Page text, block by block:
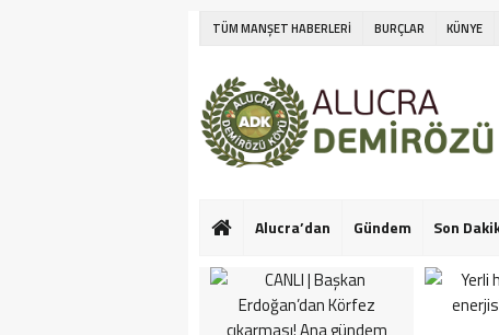
TÜM MANŞET HABERLERİ BURÇLAR KÜNYE
Alucra’dan Gündem Son